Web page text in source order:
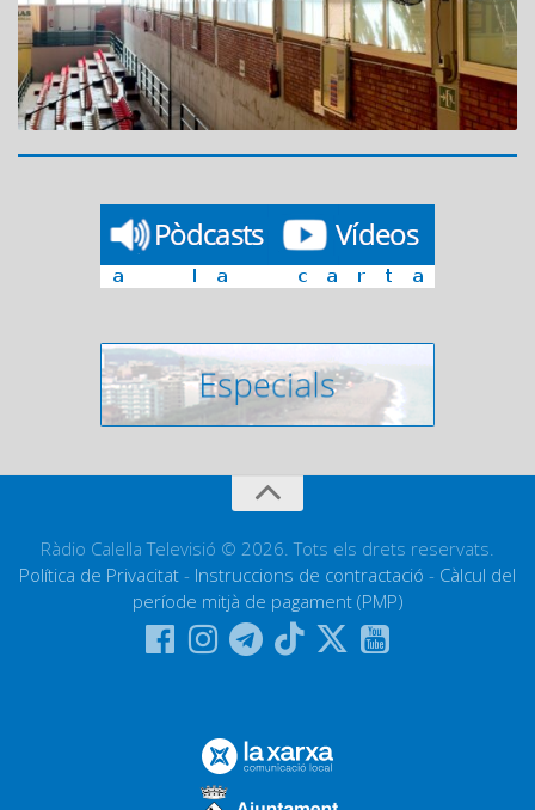
Ràdio Calella Televisió © 2026. Tots els drets reservats.
Política de Privacitat - Instruccions de contractació - Càlcul del
període mitjà de pagament (PMP)